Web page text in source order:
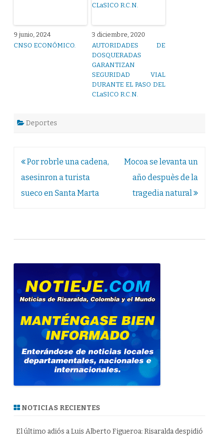
9 junio, 2024
CNSO ECONÓMICO.
3 diciembre, 2020
AUTORIDADES DE
DOSQUERADAS
GARANTIZAN
SEGURIDAD VIAL
DURANTE EL PASO DEL
CLaSICO R.C.N.
Deportes
Navegación
de
entradas
Por robrle una cadena,
asesinron a turista
sueco en Santa Marta
Mocoa se levanta un
año despuès de la
tragedia natural
NOTICIAS RECIENTES
El último adiós a Luis Alberto Figueroa: Risaralda despidió